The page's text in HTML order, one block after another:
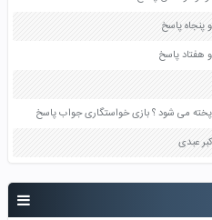
می شود ؟ بازی خواستگاری جواب پاسخ
عبدی